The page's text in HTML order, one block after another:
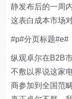
静发布后的一周
这表白成本市场
#p#分页标题#e#
纵观卓尔在B2B
不敷以界说这家
商参加到全国范